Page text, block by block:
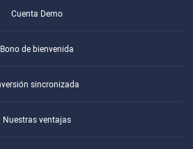
Cuenta Demo
Bono de bienvenida
sincronizada
Nuestras ventajas